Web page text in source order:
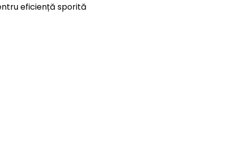
eficiență sporită